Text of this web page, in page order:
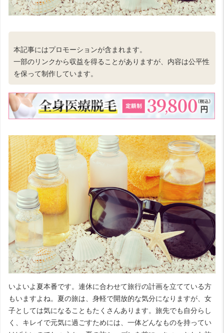
本記事にはプロモーションが含まれます。
一部のリンクから収益を得ることがありますが、内容は公平性
を保って制作しています。
いよいよ夏本番です。連休に合わせて旅行の計画を立てている方
もいますよね。夏の旅は、身軽で開放的な気分になりますが、女
子としては気になることもたくさんあります。旅先でも自分らし
く、キレイで元気に過ごすためには、一体どんなものを持ってい